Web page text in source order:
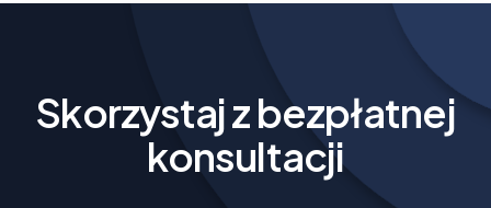
Skorzystaj z bezpłatnej
konsultacji